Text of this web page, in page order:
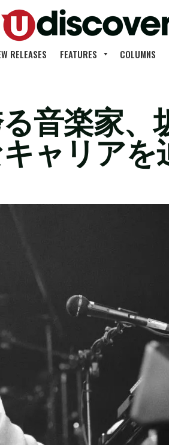
RELEASES FEATURES COLUMNS
音楽家、
ャリアを